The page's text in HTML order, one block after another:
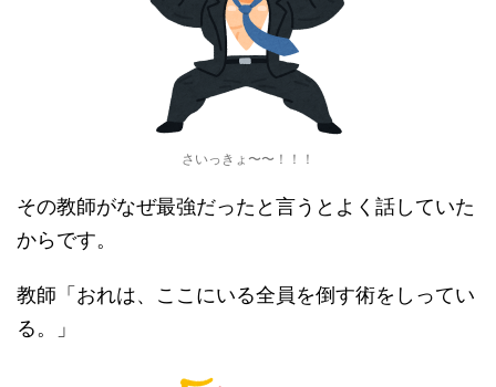
さいっきょ〜〜！！！
その教師がなぜ最強だったと言うとよく話していた
からです。
教師「おれは、ここにいる全員を倒す術をしってい
る。」